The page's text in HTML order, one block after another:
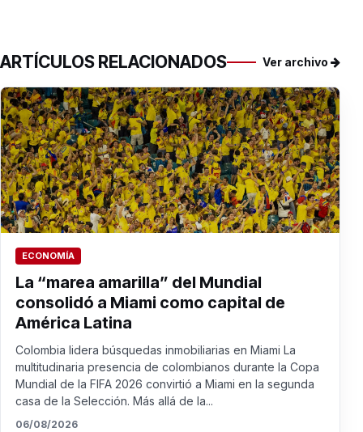
ARTÍCULOS RELACIONADOS Ver archivo
ECONOMÍA
La “marea amarilla” del Mundial
consolidó a Miami como capital de
América Latina
Colombia lidera búsquedas inmobiliarias en Miami La
multitudinaria presencia de colombianos durante la Copa
Mundial de la FIFA 2026 convirtió a Miami en la segunda
casa de la Selección. Más allá de la...
06/08/2026